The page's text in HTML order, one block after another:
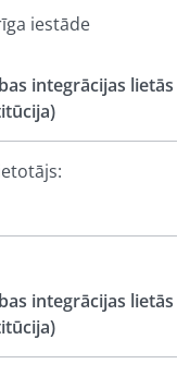
iestāde
integrācijas lietās
integrācijas lietās